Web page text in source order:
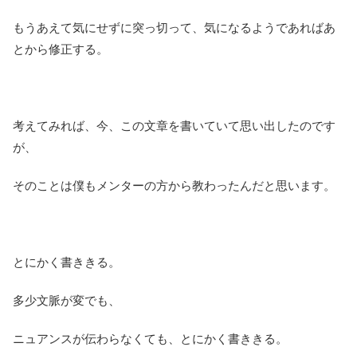
もうあえて気にせずに突っ切って、気になるようであればあ
とから修正する。
考えてみれば、今、この文章を書いていて思い出したのです
が、
そのことは僕もメンターの方から教わったんだと思います。
とにかく書ききる。
多少文脈が変でも、
ニュアンスが伝わらなくても、とにかく書ききる。